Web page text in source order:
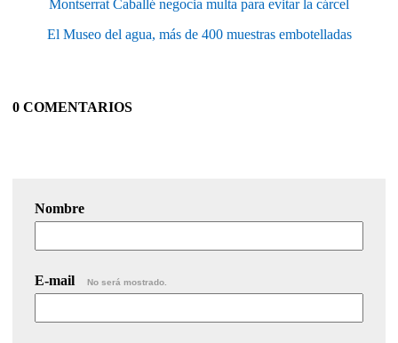
Montserrat Caballé negocia multa para evitar la cárcel
El Museo del agua, más de 400 muestras embotelladas
0 COMENTARIOS
Nombre
E-mail No será mostrado.